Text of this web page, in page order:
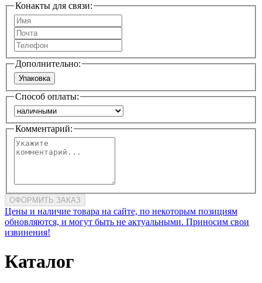
Конакты для связи:
Дополнительно:
Упаковка
Способ оплаты:
Комментарий:
ОФОРМИТЬ ЗАКАЗ
Цены и наличие товара на сайте, по некоторым позициям
обновляются, и могут быть не актуальными. Приносим свои
извинения!
Каталог